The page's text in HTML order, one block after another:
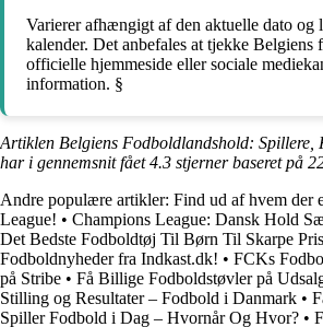
Varierer afhængigt af den aktuelle dato og
kalender. Det anbefales at tjekke Belgiens
officielle hjemmeside eller sociale
information. §
Artiklen Belgiens Fodboldlandshold: Spillere,
har i gennemsnit fået4.3 stjerner baseret på
Andre populære artikler: Find ud af hvem der
League! • Champions League: Dansk Hold
Det Bedste Fodboldtøj Til Børn Til Skarpe
Fodboldnyheder fra Indkast.dk! • FCKs
på Stribe • Få Billige Fodboldstøvler på
Stilling og Resultater – Fodbold i Danmark •
Spiller Fodbold i Dag – Hvornår Og Hvor? •